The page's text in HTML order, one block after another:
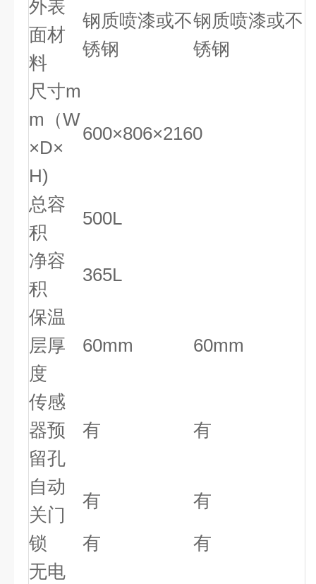
外表
面材
料
钢质喷漆或不
锈钢
钢质喷漆或不
锈钢
尺寸m
m（W
×D×
H)
600×806×2160
总容
积
500L
净容
积
365L
保温
层厚
度
60mm 60mm
传感
器预
留孔
有 有
自动
关门
有
有
锁
有
有
无电